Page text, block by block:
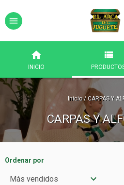
INICIO
Inicio / CARPAS Y
CARPAS Y
Ordenar por